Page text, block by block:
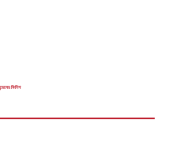
ফিনিশ